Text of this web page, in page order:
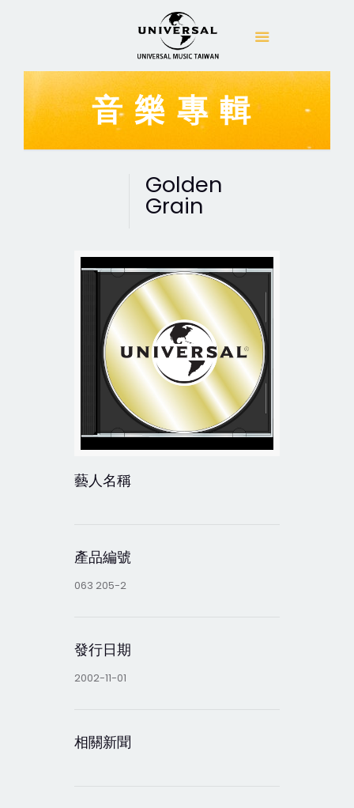
音樂專輯
Golden
Grain
藝人名稱
產品編號
063 205-2
發行日期
2002-11-01
相關新聞